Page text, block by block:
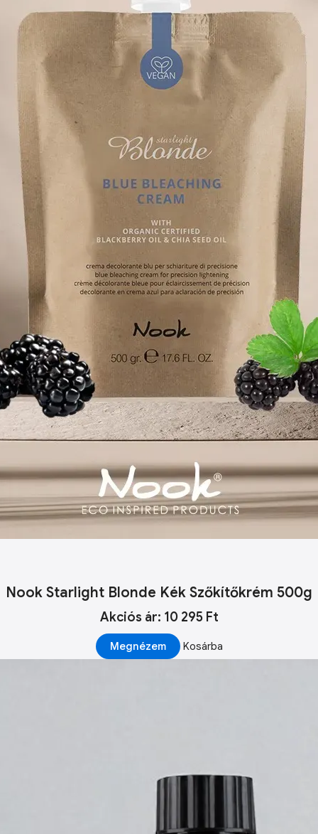
Nook Starlight Blonde Kék Szőkítőkrém 500g
Akciós ár: 10 295 Ft
Megnézem Kosárba